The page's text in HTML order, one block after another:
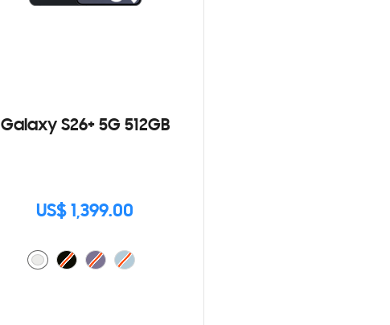
Galaxy S26+ 5G 512GB
US$ 1,399.00